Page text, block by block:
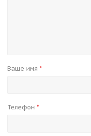
Ваше имя *
Телефон *